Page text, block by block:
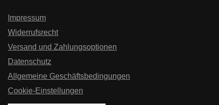
Impressum
Widerrufsrecht
Versand und Zahlungsoptionen
Datenschutz
Allgemeine Geschäftsbedingungen
Cookie-Einstellungen